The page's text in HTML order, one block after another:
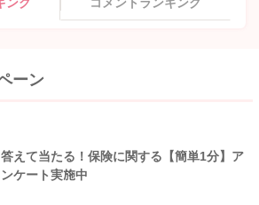
ーン
答えて当たる！保険に関する【簡単1分】ア
ンケート実施中